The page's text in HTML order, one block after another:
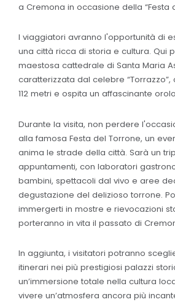
a Cremona in occasione della “Festa
I viaggiatori avranno l'opportunità di
una città ricca di storia e cultura. Qui
maestosa cattedrale di Santa Maria
caratterizzata dal celebre
112 metri e ospita un affascinante
Durante la visita, non perdere
alla famosa Festa del Torrone, un
anima le strade della città. Sarà un
appuntamenti, con laboratori
bambini, spettacoli dal vivo e aree
degustazione del delizioso torrone.
immergerti in mostre e rievocazioni
porteranno in vita il passato di
In aggiunta, i visitatori potranno
itinerari nei più prestigiosi palazzi
un’immersione totale nella cultura
vivere un’atmosfera ancora più